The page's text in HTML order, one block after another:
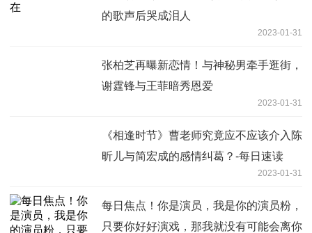
的歌声后哭成泪人
2023-01-31
张柏芝再曝新恋情！与神秘男牵手逛街，
谢霆锋与王菲暗秀恩爱
2023-01-31
《相逢时节》曹老师究竟应不应该介入陈
昕儿与简宏成的感情纠葛？-每日速读
2023-01-31
每日焦点！你是演员，我是你的演员粉，
只要你好好演戏，那我就没有可能会离你